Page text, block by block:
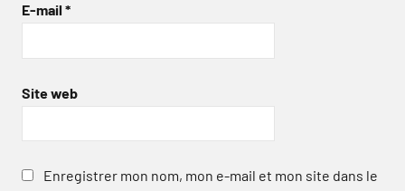
E-mail *
Site web
Enregistrer mon nom, mon e-mail et mon site dans le